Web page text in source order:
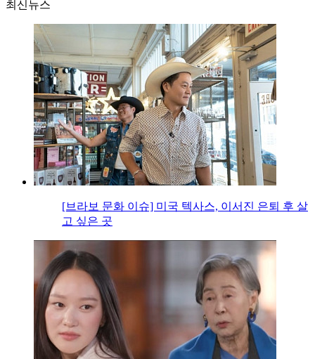
최신뉴스
[브라보 문화 이슈] 미국 텍사스, 이서진 은퇴 후 살
고 싶은 곳